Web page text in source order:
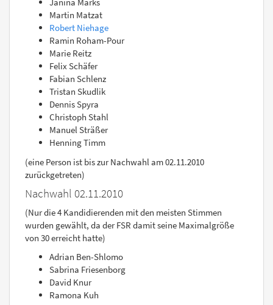
Martin Matzat
Robert Niehage
Ramin Roham-Pour
Marie Reitz
Felix Schäfer
Fabian Schlenz
Tristan Skudlik
Dennis Spyra
Christoph Stahl
Manuel Sträßer
Henning Timm
(eine Person ist bis zur Nachwahl am 02.11.2010
zurückgetreten)
Nachwahl 02.11.2010
(Nur die 4 Kandidierenden mit den meisten Stimmen
wurden gewählt, da der FSR damit seine Maximalgröße
von 30 erreicht hatte)
Adrian Ben-Shlomo
Sabrina Friesenborg
David Knur
Ramona Kuh